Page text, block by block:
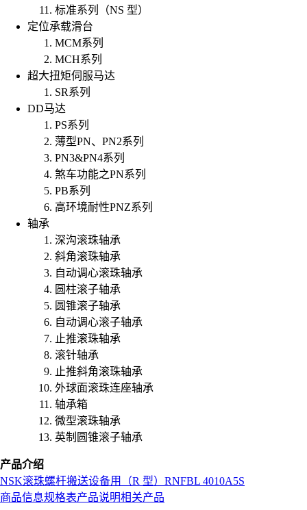
标准系列（NS 型）
定位承载滑台
MCM系列
MCH系列
超大扭矩伺服马达
SR系列
DD马达
PS系列
薄型PN、PN2系列
PN3&PN4系列
煞车功能之PN系列
PB系列
高环境耐性PNZ系列
轴承
深沟滚珠轴承
斜角滚珠轴承
自动调心滚珠轴承
圆柱滚子轴承
圆锥滚子轴承
自动调心滚子轴承
止推滚珠轴承
滚针轴承
止推斜角滚珠轴承
外球面滚珠连座轴承
轴承箱
微型滚珠轴承
英制圆锥滚子轴承
产品介绍
NSK滚珠螺杆搬送设备用（R 型） RNFBL 4010A5S
商品信息规格表产品说明相关产品